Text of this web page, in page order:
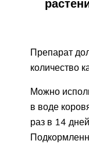
Препарат
количество
Можно
в воде
раз в 14